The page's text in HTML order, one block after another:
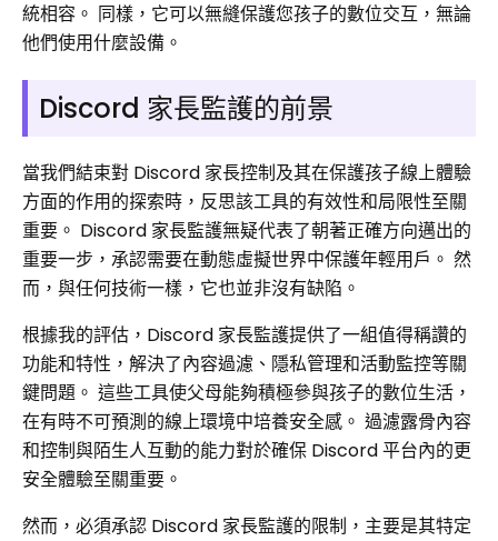
統相容。 同樣，它可以無縫保護您孩子的數位交互，無論
他們使用什麼設備。
Discord 家長監護的前景
當我們結束對 Discord 家長控制及其在保護孩子線上體驗
方面的作用的探索時，反思該工具的有效性和局限性至關
重要。 Discord 家長監護無疑代表了朝著正確方向邁出的
重要一步，承認需要在動態虛擬世界中保護年輕用戶。 然
而，與任何技術一樣，它也並非沒有缺陷。
根據我的評估，Discord 家長監護提供了一組值得稱讚的
功能和特性，解決了內容過濾、隱私管理和活動監控等關
鍵問題。 這些工具使父母能夠積極參與孩子的數位生活，
在有時不可預測的線上環境中培養安全感。 過濾露骨內容
和控制與陌生人互動的能力對於確保 Discord 平台內的更
安全體驗至關重要。
然而，必須承認 Discord 家長監護的限制，主要是其特定